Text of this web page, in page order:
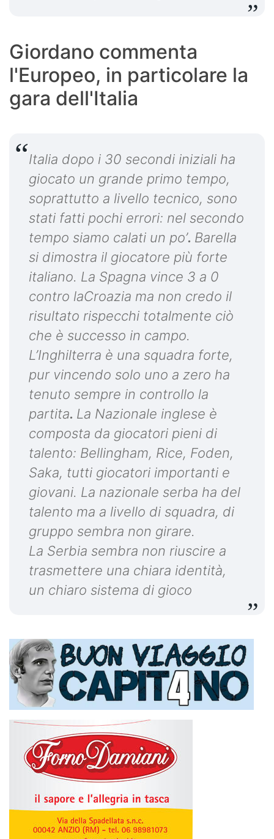
Giordano commenta
l'Europeo, in particolare la
gara dell'Italia
Italia dopo i 30 secondi iniziali ha
giocato un grande primo tempo,
soprattutto a livello tecnico, sono
stati fatti pochi errori: nel secondo
tempo siamo calati un po’. Barella
si dimostra il giocatore più forte
italiano. La Spagna vince 3 a 0
contro laCroazia ma non credo il
risultato rispecchi totalmente ciò
che è successo in campo.
L’Inghilterra è una squadra forte,
pur vincendo solo uno a zero ha
tenuto sempre in controllo la
partita. La Nazionale inglese è
composta da giocatori pieni di
talento: Bellingham, Rice, Foden,
Saka, tutti giocatori importanti e
giovani. La nazionale serba ha del
talento ma a livello di squadra, di
gruppo sembra non girare.
La Serbia sembra non riuscire a
trasmettere una chiara identità,
un chiaro sistema di gioco